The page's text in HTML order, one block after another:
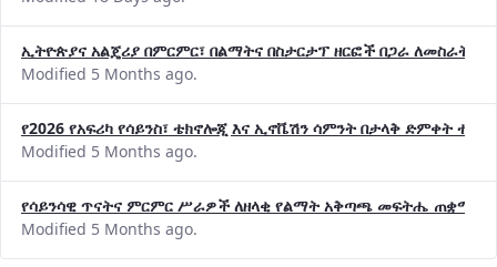
ኢትዮጵያና አልጄሪያ በምርምር፣ በልማትና በስታርታፕ ዘርፎች በጋራ ለመስራት
Modified 5 Months ago.
የ2026 የአፍሪካ የሳይንስ፣ ቴክኖሎጂ እና ኢኖቬሽን ሳምንት በታላቅ ድምቀት
Modified 5 Months ago.
የሳይንሳዊ ጥናትና ምርምር ሥራዎች ለዘላቂ የልማት አቅጣጫ መፍትሔ ጠቋሚ
Modified 5 Months ago.